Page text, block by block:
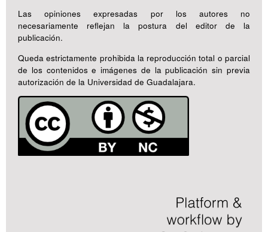
Las opiniones expresadas por los autores no
necesariamente reflejan la postura del editor de la
publicación.
Queda estrictamente prohibida la reproducción total o parcial
de los contenidos e imágenes de la publicación sin previa
autorización de la Universidad de Guadalajara.